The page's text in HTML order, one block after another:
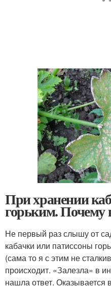
При хранении
горьким. Почему
Не первый раз слышу от
кабачки или патиссоны
(сама то я с этим не
происходит. «Залезла» в
нашла ответ. Оказывается